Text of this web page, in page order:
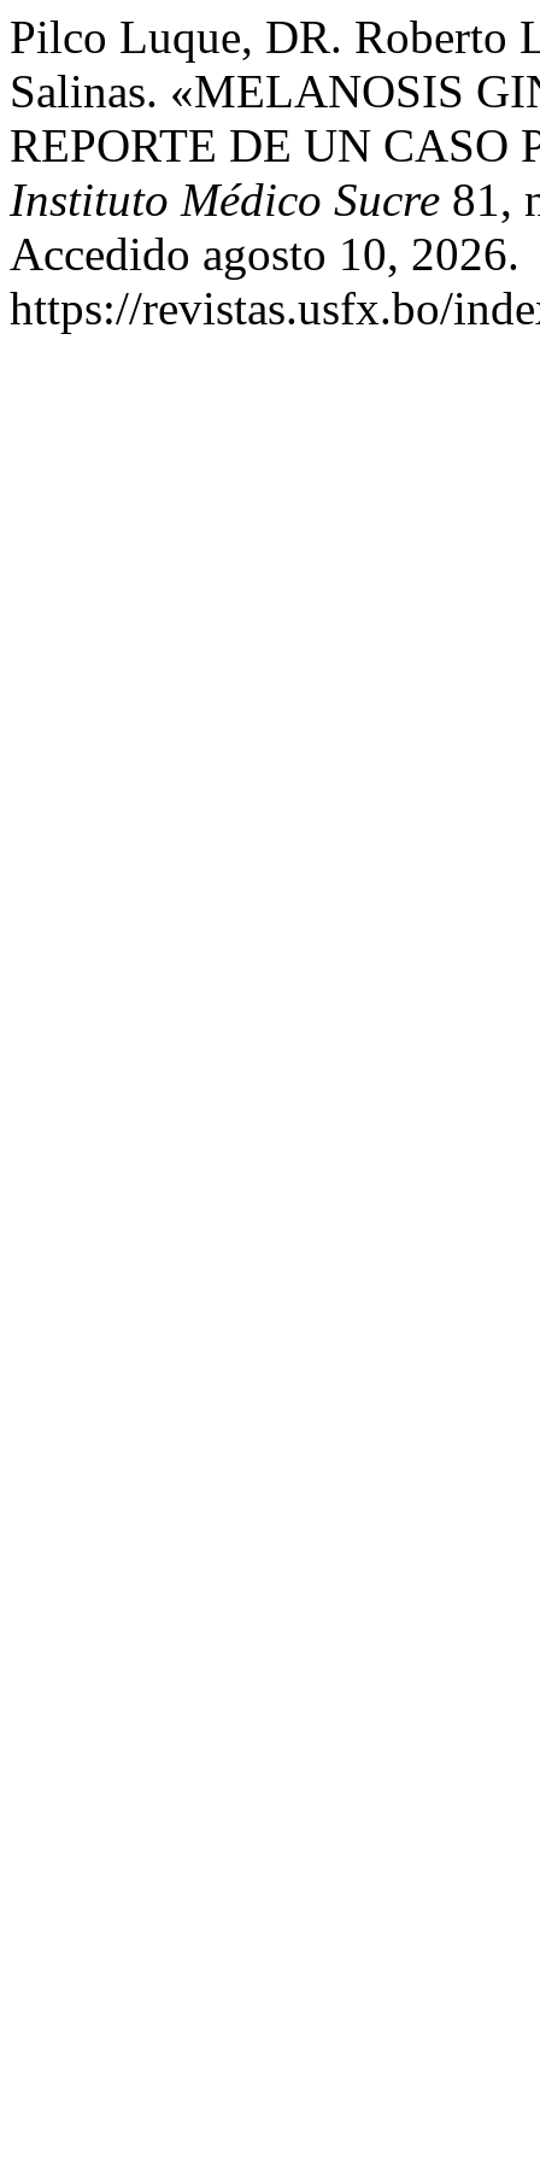
Pilco Luque, DR. Roberto
Salinas. «MELANOSIS
REPORTE DE UN CASO
Instituto Médico Sucre 81,
Accedido agosto 10, 2026.
https://revistas.usfx.bo/